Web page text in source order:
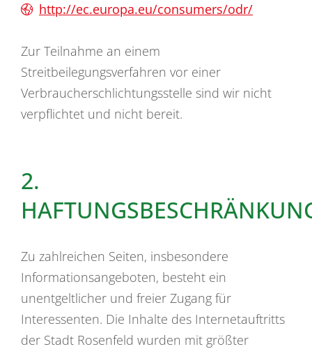
http://ec.europa.eu/consumers/odr/
Zur Teilnahme an einem
Streitbeilegungsverfahren vor einer
Verbraucherschlichtungsstelle sind wir nicht
verpflichtet und nicht bereit.
2.
Zu zahlreichen Seiten, insbesondere
Informationsangeboten, besteht ein
unentgeltlicher und freier Zugang für
Interessenten. Die Inhalte des Internetauftritts
der Stadt Rosenfeld wurden mit größter